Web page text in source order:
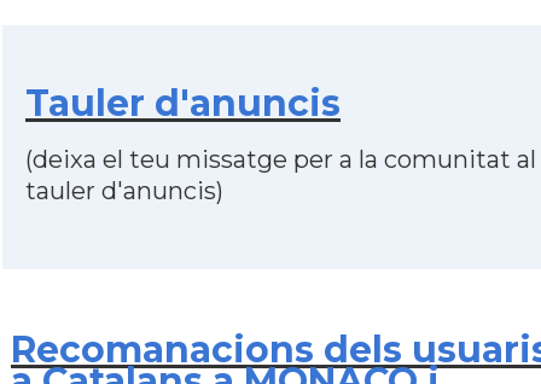
Tauler d'anuncis
(deixa el teu missatge per a la comunitat al
tauler d'anuncis)
Recomanacions dels